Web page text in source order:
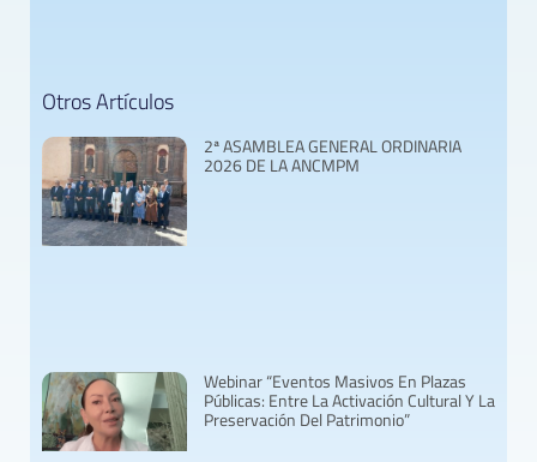
Otros Artículos
2ª ASAMBLEA GENERAL ORDINARIA
2026 DE LA ANCMPM
Webinar “Eventos Masivos En Plazas
Públicas: Entre La Activación Cultural Y La
Preservación Del Patrimonio”